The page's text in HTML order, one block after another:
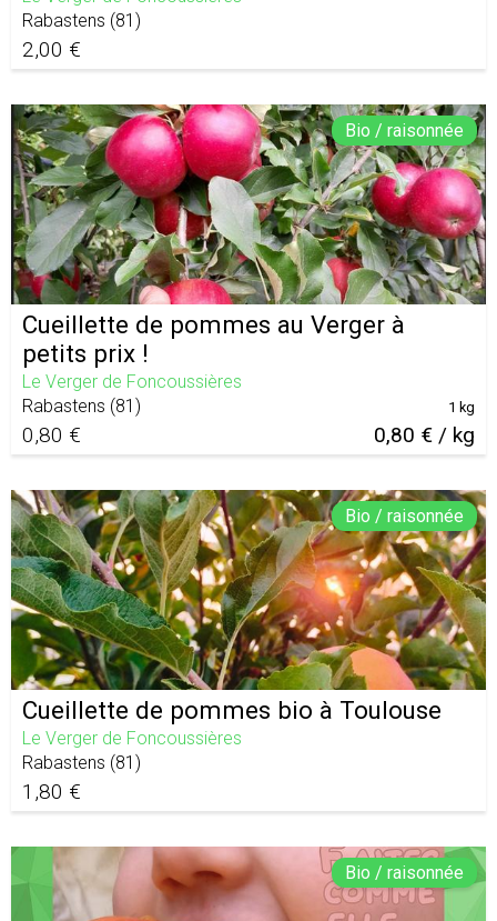
Rabastens (81 )
2,00 €
Bio / raisonnée
Cueillette de pommes au Verger à
petits prix !
Le Verger de Foncoussières
Rabastens (81 )
0,80 € 0,80 € / kg
1 kg
Bio / raisonnée
Cueillette de pommes bio à Toulouse
Le Verger de Foncoussières
Rabastens (81 )
1,80 €
Bio / raisonnée